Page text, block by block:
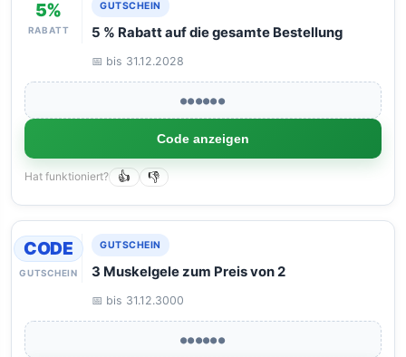
5%
RABATT
GUTSCHEIN
5 % Rabatt auf die gesamte Bestellung
📅 bis 31.12.2028
●●●●●●
Code anzeigen
Hat funktioniert? 👍 👎
CODE
GUTSCHEIN
GUTSCHEIN
3 Muskelgele zum Preis von 2
📅 bis 31.12.3000
●●●●●●